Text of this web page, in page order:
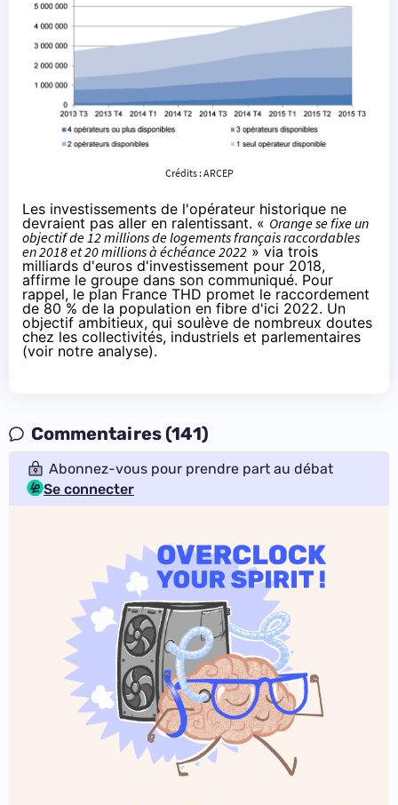
Crédits : ARCEP
Les investissements de l'opérateur historique ne
devraient pas aller en ralentissant. « Orangese fixe un
objectif de 12 millions de logements français raccordables
en 2018 et 20 millions à échéance 2022 » via trois
milliards d'euros d'investissement pour 2018,
affirme le groupe dans son communiqué. Pour
rappel, le plan France THD promet le raccordement
de 80 % de la population en fibre d'ici 2022. Un
objectif ambitieux, qui soulève de nombreux doutes
chez les collectivités, industriels et parlementaires
(voir notre analyse).
Commentaires (141)
Abonnez-vous pour prendre part au débat
Se connecter